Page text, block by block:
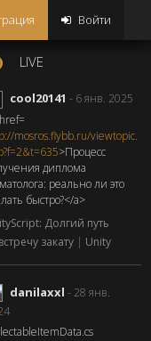
Войти
LIVE
cool20141 - 6 янв. 2025
mosros.flybb.ru/viewtopic.
>Процесс
диплома
реально ли это
быстро?</a>
Долгий путь
закату | Unity
danilaxxl - 28 янв.